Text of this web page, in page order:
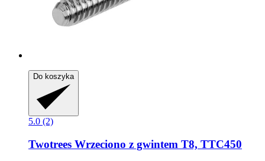
Do koszyka
5.0 (2)
Twotrees Wrzeciono z gwintem T8, TTC450